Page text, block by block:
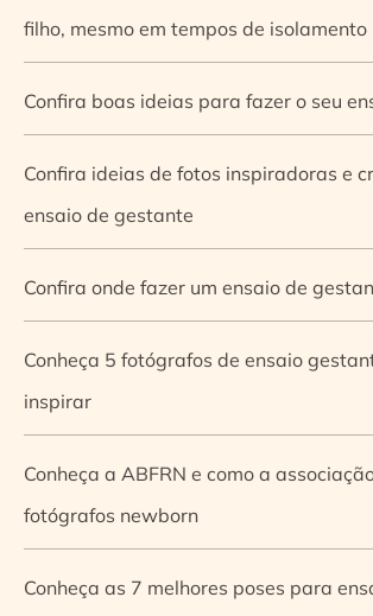
filho, mesmo em tempos de isolamento
Confira boas ideias para fazer o seu
Confira ideias de fotos inspiradoras e
ensaio de gestante
Confira onde fazer um ensaio de
Conheça 5 fotógrafos de ensaio
inspirar
Conheça a ABFRN e como a
fotógrafos newborn
Conheça as 7 melhores poses para